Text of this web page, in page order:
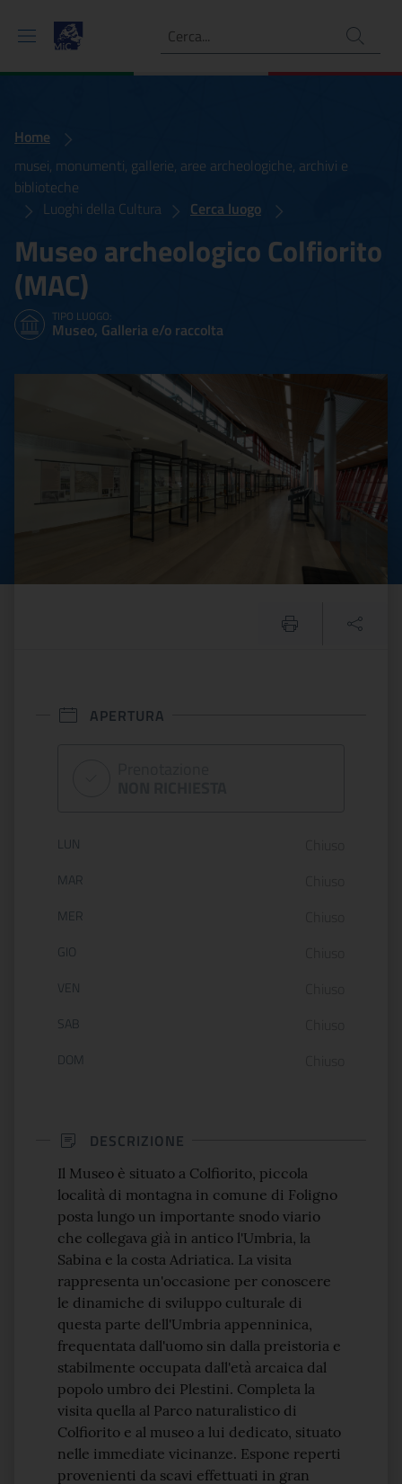
Ricerca
Home
musei, monumenti, gallerie, aree archeologiche, archivi e
biblioteche
Luoghi della Cultura
Cerca luogo
Museo archeologico Colfiorito
(MAC)
TIPO LUOGO:
Museo, Galleria e/o raccolta
Museo archeologico
APERTURA
Orario di apertura:
LUN
MAR
MER
GIO
VEN
SAB
DOM
DESCRIZIONE
Il Museo è situato a Colfiorito, piccola
località di montagna in comune di Foligno
posta lungo un importante snodo viario
che collegava già in antico l'Umbria, la
Sabina e la costa Adriatica. La visita
rappresenta un'occasione per conoscere
le dinamiche di sviluppo culturale di
questa parte dell'Umbria appenninica,
frequentata dall'uomo sin dalla preistoria e
stabilmente occupata dall'età arcaica dal
popolo umbro dei Plestini. Completa la
visita quella al Parco naturalistico di
Colfiorito e al museo a lui dedicato, situato
nelle immediate vicinanze. Espone reperti
provenienti da scavi effettuati in gran